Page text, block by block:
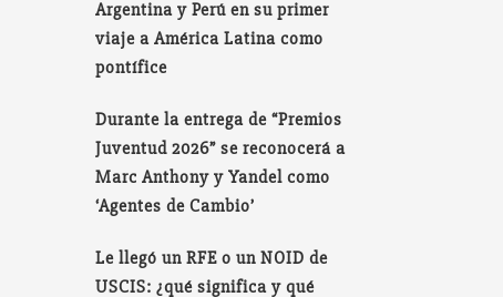
Argentina y Perú en su primer
viaje a América Latina como
pontífice
Durante la entrega de “Premios
Juventud 2026” se reconocerá a
Marc Anthony y Yandel como
‘Agentes de Cambio’
Le llegó un RFE o un NOID de
USCIS: ¿qué significa y qué